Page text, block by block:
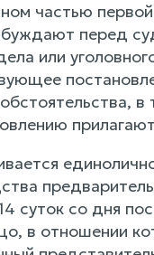
частью
перед
или
суток со дня
в отношении